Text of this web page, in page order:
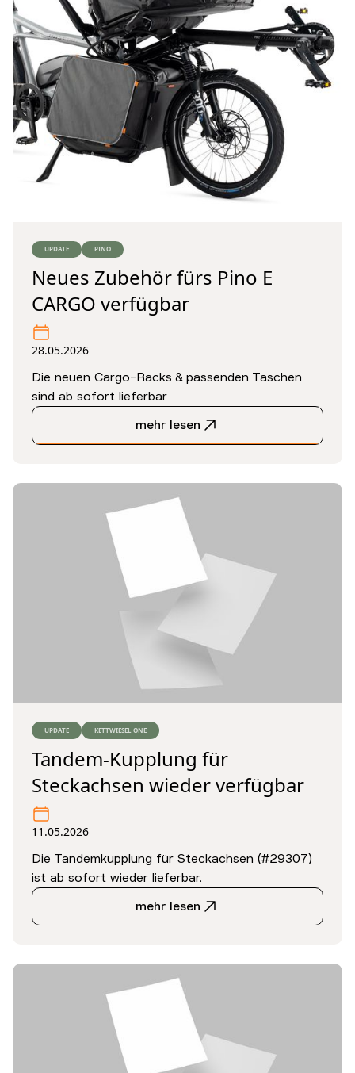
UPDATE PINO
Neues Zubehör fürs Pino E
CARGO verfügbar
28.05.2026
Die neuen Cargo-Racks & passenden Taschen
sind ab sofort lieferbar
mehr lesen
UPDATE KETTWIESEL ONE
Tandem-Kupplung für
Steckachsen wieder verfügbar
11.05.2026
Die Tandemkupplung für Steckachsen (#29307)
ist ab sofort wieder lieferbar.
mehr lesen